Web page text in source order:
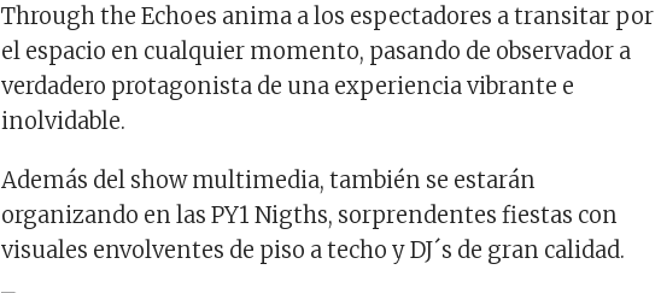
Through the Echoes anima a los espectadores a transitar por
el espacio en cualquier momento, pasando de observador a
verdadero protagonista de una experiencia vibrante e
inolvidable.
Además del show multimedia, también se estarán
organizando en las PY1 Nigths, sorprendentes fiestas con
visuales envolventes de piso a techo y DJ´s de gran calidad.